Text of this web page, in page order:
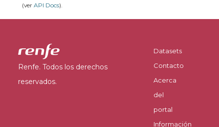
(ver API Docs).
Renfe. Todos los derechos
reservados.
Datasets
Contacto
Acerca
del
portal
Información